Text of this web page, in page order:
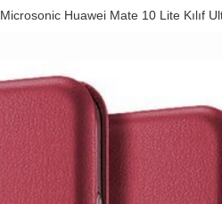
Microsonic Huawei Mate 10 Lite Kılıf